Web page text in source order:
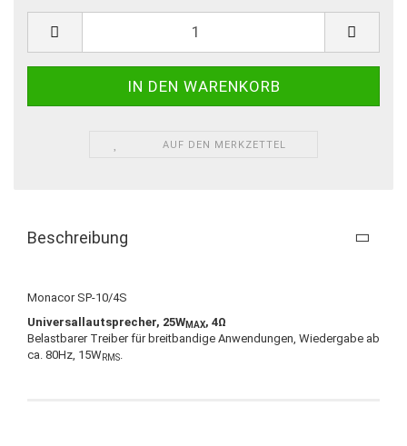
AUF DEN MERKZETTEL
Beschreibung
Monacor SP-10/4S
Universallautsprecher, 25WMAX, 4Ω
Belastbarer Treiber für breitbandige Anwendungen, Wiedergabe ab
ca. 80Hz, 15WRMS